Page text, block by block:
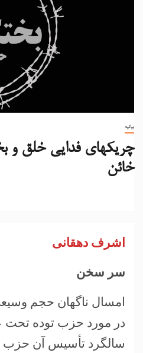
بیانیه
چریکهای فدایی خلق و
خائن
اشرف دهقانی
سر سخن
امسال ناگهان حجم
در مورد حزب توده تحت
سالگرد تأسیس آن حزب